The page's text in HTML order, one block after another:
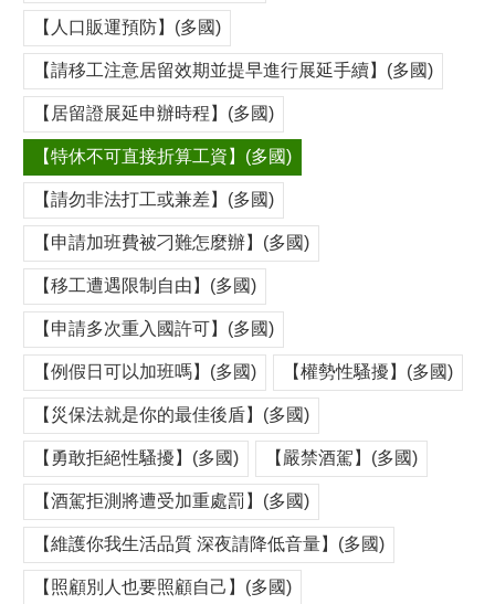
【人口販運預防】(多國)
【請移工注意居留效期並提早進行展延手續】(多國)
【居留證展延申辦時程】(多國)
【特休不可直接折算工資】(多國)
【請勿非法打工或兼差】(多國)
【申請加班費被刁難怎麼辦】(多國)
【移工遭遇限制自由】(多國)
【申請多次重入國許可】(多國)
【例假日可以加班嗎】(多國) 【權勢性騷擾】(多國)
【災保法就是你的最佳後盾】(多國)
【勇敢拒絕性騷擾】(多國) 【嚴禁酒駕】(多國)
【酒駕拒測將遭受加重處罰】(多國)
【維護你我生活品質 深夜請降低音量】(多國)
【照顧別人也要照顧自己】(多國)